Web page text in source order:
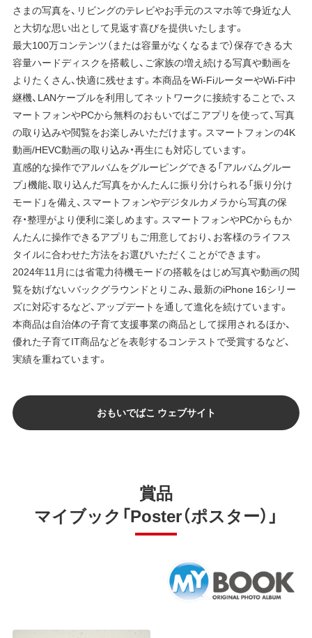
さまの写真を、リビングのテレビやお手元のスマホ等で身近な人
と大切な思い出として見返す喜びを提供いたします。
最大100万コンテンツ（または容量がなくなるまで）保存できる大
容量ハードディスクを搭載し、ご家族の増え続ける写真や動画を
よりたくさん、快適に残せます。本商品をWi-FiルーターやWi-Fi中
継機、LANケーブルを利用してネットワークに接続することで、ス
マートフォンやPCから無料のおもいでばこアプリを使って、写真
の取り込みや閲覧をお楽しみいただけます。スマートフォンの4K
動画/HEVC動画の取り込み・再生にも対応しています。
直感的な操作でアルバムをグルーピングできる「アルバムグルー
プ」機能、取り込んだ写真をかんたんに振り分けられる「振り分け
モード」を備え、スマートフォンやデジタルカメラから写真の保
存・整理がより便利に楽しめます。スマートフォンやPCからもか
んたんに操作できるアプリもご用意しており、お客様のライフス
タイルに合わせた方法をお選びいただくことができます。
2024年11月には省電力待機モードの搭載をはじめ写真や動画の閲
覧を妨げないバックグラウンドとりこみ、最新のiPhone 16シリー
ズに対応するなど、アップデートを通して進化を続けています。
本商品は自治体の子育て支援事業の商品として採用されるほか、
優れた子育てIT商品などを表彰するコンテストで受賞するなど、
実績を重ねています。
おもいでばこ ウェブサイト
賞品
マイブック「Poster（ポスター）」